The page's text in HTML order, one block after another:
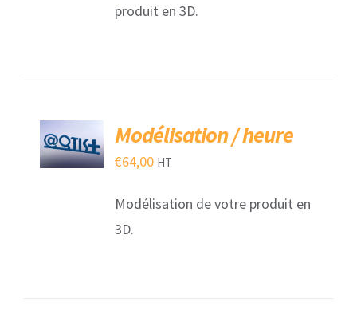
produit en 3D.
PANIER
/
Modélisation / heure
€64,00 HT
Modélisation de votre produit en
3D.